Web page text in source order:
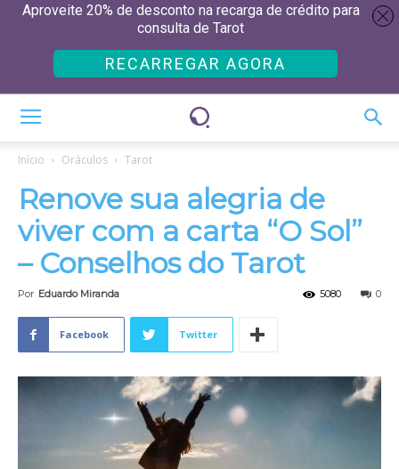
Início Oráculos Tarot
Renove sua alegria de
viver com a carta “O Sol”
– Conselhos do Tarot
Por Eduardo Miranda 0
5080
Facebook Twitter
Aproveite 20% de desconto na recarga de crédito para
consulta de Tarot
RECARREGAR AGORA